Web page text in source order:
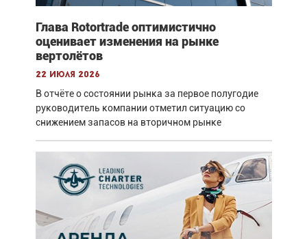
Глава Rotortrade оптимистично
оценивает изменения на рынке
вертолётов
22 июля 2026
В отчёте о состоянии рынка за первое полугодие
руководитель компании отметил ситуацию со
снижением запасов на вторичном рынке